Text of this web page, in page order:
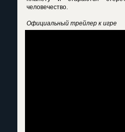
человечество.
Официальный трейлер к игре